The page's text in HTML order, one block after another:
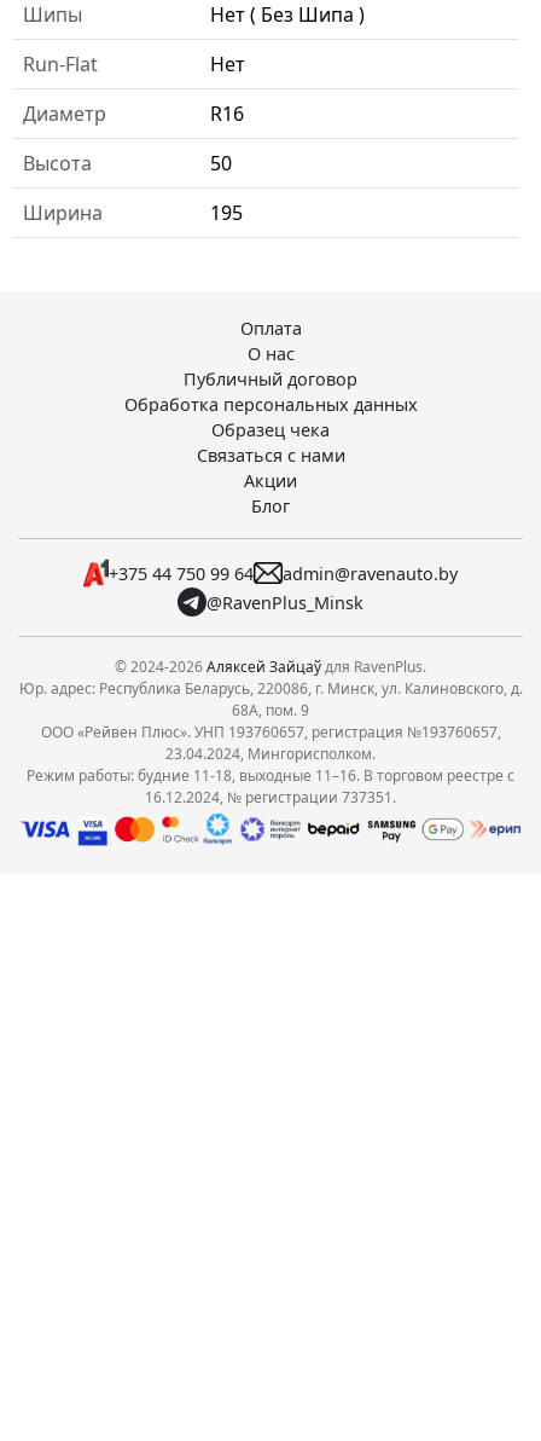
Шипы
Нет ( Без Шипа )
Run-Flat
Нет
Диаметр
R16
Высота
50
Ширина
195
Оплата
О нас
Публичный договор
Обработка персональных данных
Образец чека
Связаться с нами
Акции
Блог
+375 44 750 99 64
admin@ravenauto.by
@RavenPlus_Minsk
© 2024-2026Аляксей Зайцаўдля RavenPlus.
Юр. адрес: Республика Беларусь, 220086, г. Минск, ул. Калиновского, д.
68А, пом. 9
ООО «Рейвен Плюс». УНП 193760657, регистрация №193760657,
23.04.2024, Мингорисполком.
Режим работы: будние 11-18, выходные 11–16. В торговом реестре с
16.12.2024, № регистрации 737351.